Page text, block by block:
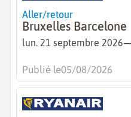
Aller/retour
Bruxelles Barcelone
lun. 21 septembre 2026
Publié le05/08/2026